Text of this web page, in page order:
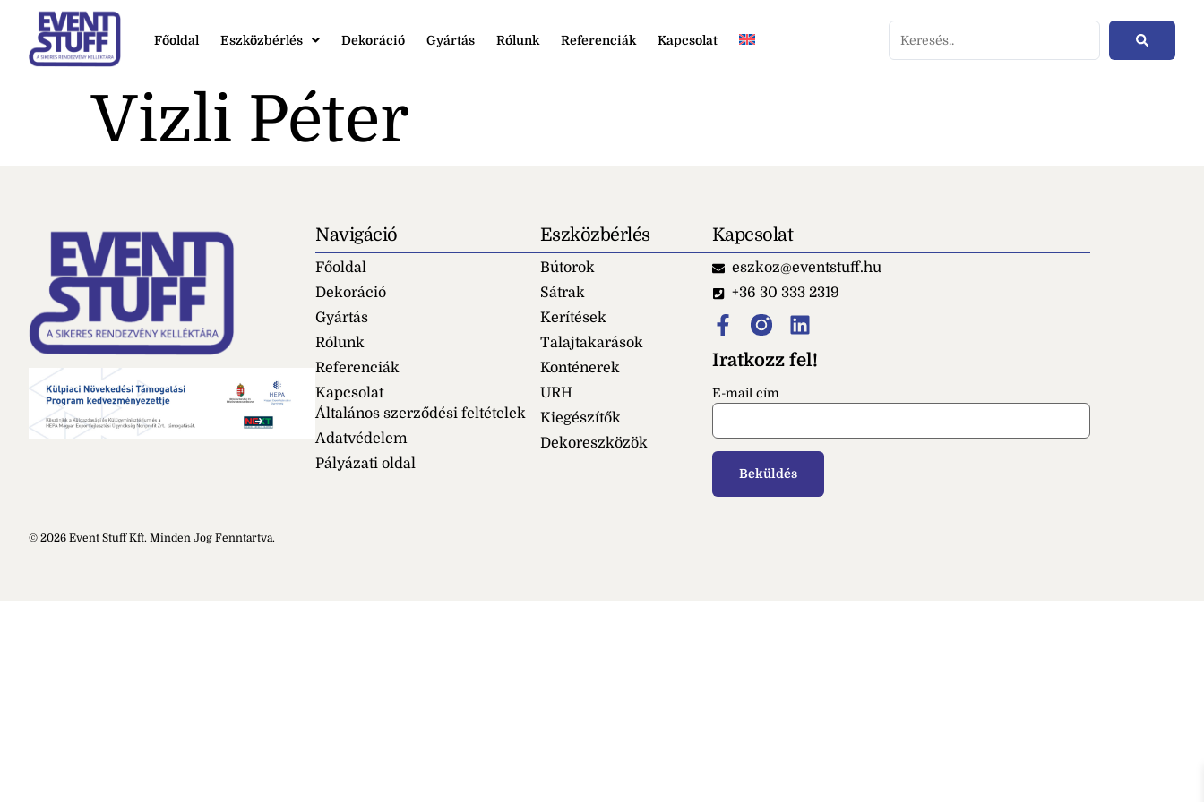
Főoldal Eszközbérlés Dekoráció Gyártás Rólunk Referenciák Kapcsolat
Vizli Péter
Navigáció
Főoldal
Dekoráció
Gyártás
Rólunk
Referenciák
Kapcsolat
Általános szerződési feltételek
Adatvédelem
Pályázati oldal
Eszközbérlés
Bútorok
Sátrak
Kerítések
Talajtakarások
Konténerek
URH
Kiegészítők
Dekoreszközök
Kapcsolat
eszkoz@eventstuff.hu
+36 30 333 2319
Iratkozz fel!
E-mail cím
© 2026 Event Stuff Kft. Minden Jog Fenntartva.